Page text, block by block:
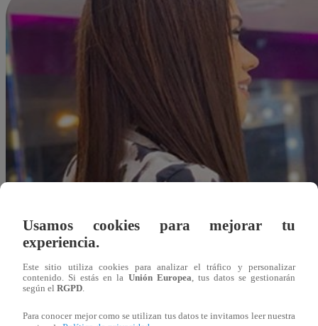
Redacción Latina
Usamos cookies para mejorar tu
experiencia.
Este sitio utiliza cookies para analizar el tráfico y personalizar
contenido. Si estás en la Unión Europea, tus datos se gestionarán
según el RGPD.
Para conocer mejor como se utilizan tus datos te invitamos leer nuestra